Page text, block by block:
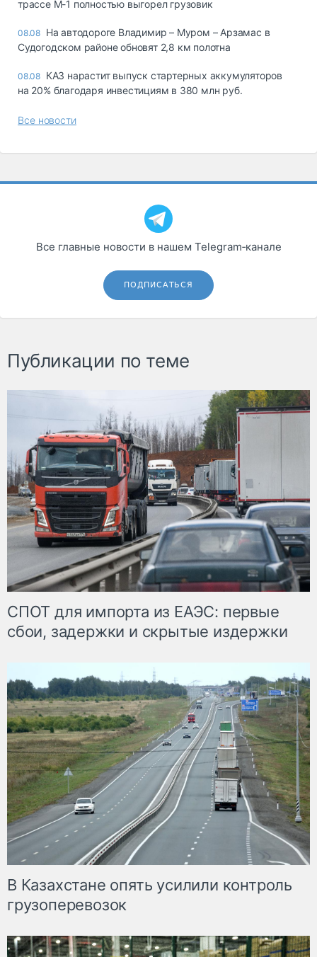
трассе М-1 полностью выгорел грузовик
08.08 На автодороге Владимир – Муром – Арзамас в
Судогодском районе обновят 2,8 км полотна
08.08 КАЗ нарастит выпуск стартерных аккумуляторов
на 20% благодаря инвестициям в 380 млн руб.
Все новости
Все главные новости в нашем Telegram‑канале
ПОДПИСАТЬСЯ
Публикации по теме
СПОТ для импорта из ЕАЭС: первые
сбои, задержки и скрытые издержки
В Казахстане опять усилили контроль
грузоперевозок